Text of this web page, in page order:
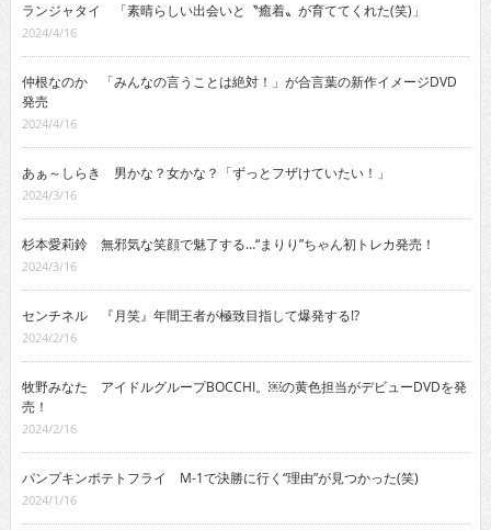
ランジャタイ 「素晴らしい出会いと〝癒着〟が育ててくれた(笑)」
2024/4/16
仲根なのか 「みんなの言うことは絶対！」が合言葉の新作イメージDVD
発売
2024/4/16
あぁ～しらき 男かな？女かな？「ずっとフザけていたい！」
2024/3/16
杉本愛莉鈴 無邪気な笑顔で魅了する…“まりり”ちゃん初トレカ発売！
2024/3/16
センチネル 『月笑』年間王者が極致目指して爆発する!?
2024/2/16
牧野みなた アイドルグループBOCCHI。￼の黄色担当がデビューDVDを発
売！
2024/2/16
パンプキンポテトフライ M-1で決勝に行く“理由”が見つかった(笑)
2024/1/16